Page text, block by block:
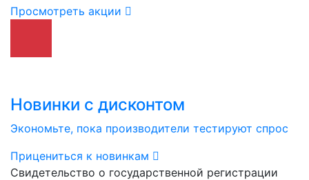
Просмотреть акции
Новинки с дисконтом
Экономьте, пока производители тестируют спрос
Прицениться к новинкам
Свидетельство о государственной регистрации